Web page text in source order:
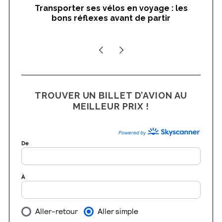
Transporter ses vélos en voyage : les
bons réflexes avant de partir
TROUVER UN BILLET D’AVION AU
MEILLEUR PRIX !